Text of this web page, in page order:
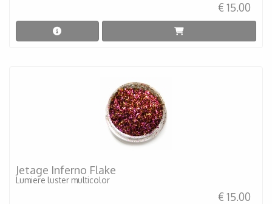
€ 15.00
Jetage Inferno Flake
Lumiere luster multicolor
€ 15.00